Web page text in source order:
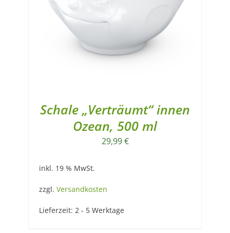
Schale „Verträumt“ innen
Ozean, 500 ml
29,99€
inkl. 19 % MwSt.
zzgl. Versandkosten
Lieferzeit: 2 - 5 Werktage